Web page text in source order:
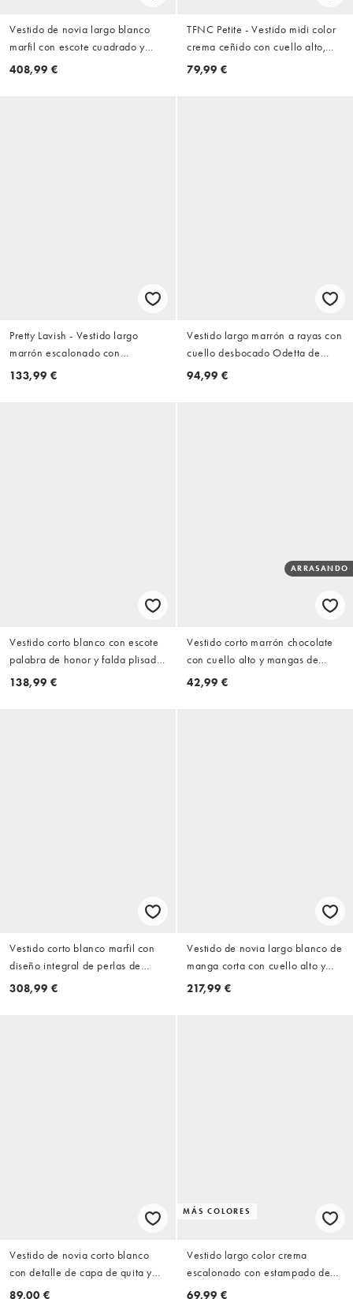
Vestido de novia largo blanco
marfil con escote cuadrado y
diseño ornamental adornado con
408,99 €
TFNC Petite - Vestido midi color
crema ceñido con cuello alto,
hombreras y detalle drapeado
79,99 €
Pretty Lavish - Vestido largo
marrón escalonado con
estampado de lunares, volantes
133,99 €
Vestido largo marrón a rayas con
cuello desbocado Odetta de
Bronze Snake
94,99 €
Vestido corto blanco con escote
palabra de honor y falda plisada
de ASOS LUXE
138,99 €
ARRASANDO
Vestido corto marrón chocolate
con cuello alto y mangas de
casquillo de crepé reforzado de
42,99 €
Vestido corto blanco marfil con
diseño integral de perlas de
ASOS DESIGN Curve
308,99 €
Vestido de novia largo blanco de
manga corta con cuello alto y
abertura con detalle de strass
217,99 €
Vestido de novia corto blanco
con detalle de capa de quita y
pon y adorno de perlas de Sister
89,00 €
MÁS COLORES
Vestido largo color crema
escalonado con estampado de
lunares de chifón de New Look
69,99 €